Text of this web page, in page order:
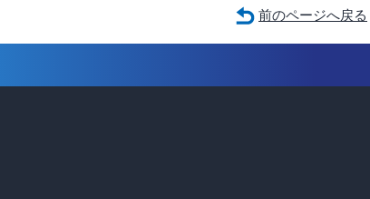
前のページへ戻る